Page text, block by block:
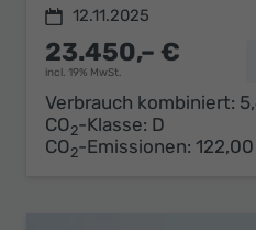
12.11.2025
23.450,– €
incl. 19% MwSt.
Verbrauch kombiniert:
CO2-Klasse: D
CO2-Emissionen: